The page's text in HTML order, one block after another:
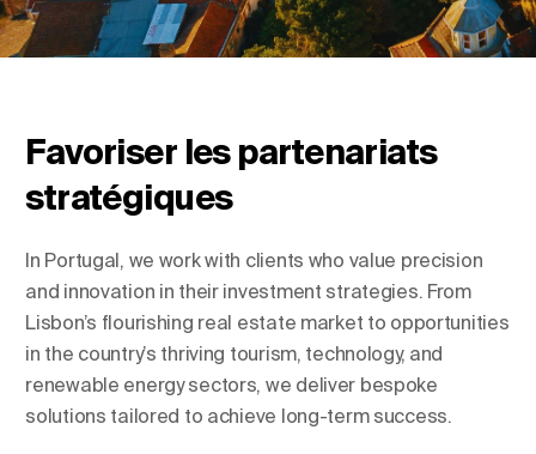
Favoriser les partenariats
stratégiques
In Portugal, we work with clients who value precision
and innovation in their investment strategies. From
Lisbon’s flourishing real estate market to opportunities
in the country’s thriving tourism, technology, and
renewable energy sectors, we deliver bespoke
solutions tailored to achieve long-term success.
Changer de langue